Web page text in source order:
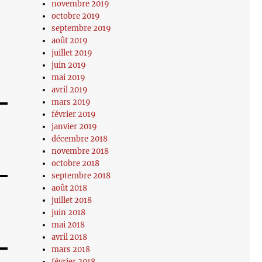
novembre 2019
octobre 2019
septembre 2019
août 2019
juillet 2019
juin 2019
mai 2019
avril 2019
mars 2019
février 2019
janvier 2019
décembre 2018
novembre 2018
octobre 2018
septembre 2018
août 2018
juillet 2018
juin 2018
mai 2018
avril 2018
mars 2018